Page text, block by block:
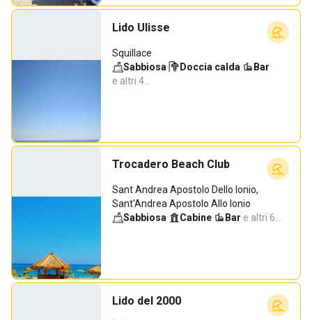
Lido Ulisse
Squillace
Sabbiosa· Doccia calda· Bar·
e altri 4…
Trocadero Beach Club
Sant Andrea Apostolo Dello Ionio,
Sant'Andrea Apostolo Allo Ionio
Sabbiosa· Cabine· Bar·e altri 6…
Lido del 2000